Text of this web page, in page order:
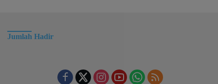
Jumlah Hadir